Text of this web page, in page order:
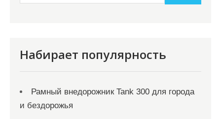
м
Набирает популярность
Рамный внедорожник Tank 300 для города
и бездорожья